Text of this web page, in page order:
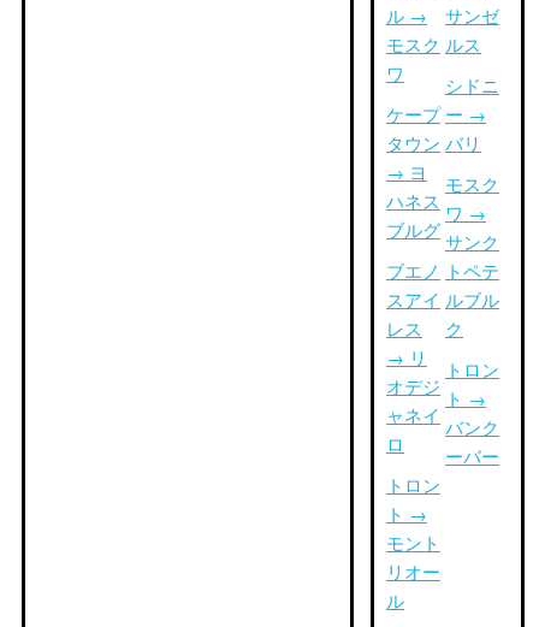
ル →
モスク
ワ
ケープ
タウン
→ ヨ
ハネス
ブルグ
ブエノ
スアイ
レス
→ リ
オデジ
ャネイ
ロ
トロン
ト →
モント
リオー
ル
サンゼ
ルス
シドニ
ー →
バリ
モスク
ワ →
サンク
トペテ
ルブル
ク
トロン
ト →
バンク
ーバー